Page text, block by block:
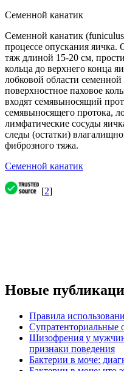
Семенной канатик
Семенной канатик (funiculus
процессе опускания яичка.
тяж длиной 15-20 см,
кольца до верхнего конца
лобковой области
поверхностное паховое
входят семявыносящий
семявыносящего протока,
лимфатические сосуды
следы (остатки)
фиброзного тяжа.
Семенной канатик
[2]
Новые
Правила
Супратенториальные
Шизофрения у
признаки поведения
Бактерии в моче: